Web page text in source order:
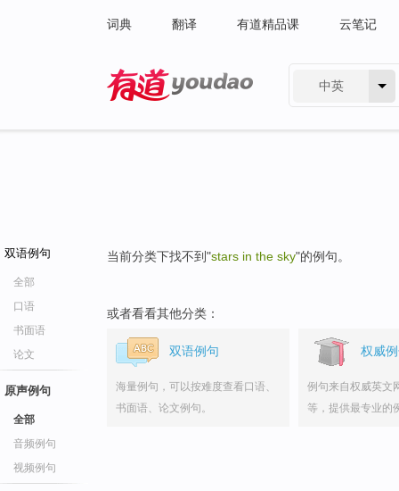
词典 翻译 有道精品课 云笔记
中英
双语例句
全部
口语
书面语
论文
原声例句
全部
音频例句
视频例句
当前分类下找不到"stars in the sky"的例句。
或者看看其他分类：
双语例句
海量例句，可以按难度查看口语、
书面语、论文例句。
权威
例句来自权威英文
等，提供最专业的